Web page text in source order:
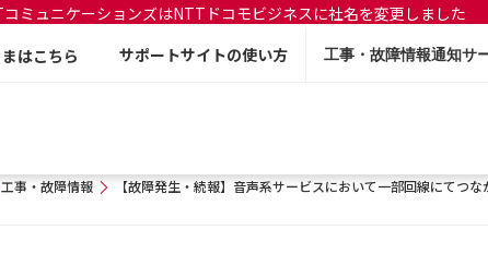
ミュニケーションズはNTTドコモビジネスに社名を変更しました
はこちら サポートサイトの使い方 工事・故障情報通知サ
工事・故障情報 【故障発生・続報】音声系サービスにおいて一部回線にてつ